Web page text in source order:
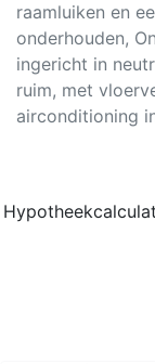
raamluiken en
onderhouden,
ingericht in
ruim, met
airconditioning